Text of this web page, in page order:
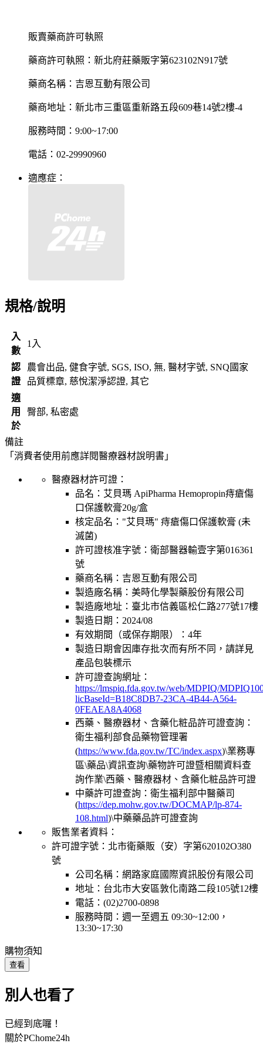
販賣藥商許可執照
藥商許可執照：新北府莊藥販字第623102N917號
藥商名稱：吉恩互動有限公司
藥商地址：新北市三重區重新路五段609巷14號2樓-4
服務時間：9:00~17:00
電話：02-29990960
適應症：
規格/說明
入
數
1入
認
證
農會出品, 健食字號, SGS, ISO, 無, 醫材字號, SNQ國家
品質標章, 慈悅潔淨認證, 其它
適
用
於
臀部, 私密處
備註
「消費者使用前應詳閱醫療器材說明書」
醫療器材許可證：
品名： 艾貝瑪 ApiPharma Hemopropin痔瘡傷
口保護軟膏20g/盒
核定品名： "艾貝瑪" 痔瘡傷口保護軟膏 (未
滅菌)
許可證核准字號： 衛部醫器輸壹字第016361
號
藥商名稱： 吉恩互動有限公司
製造廠名稱： 美時化學製藥股份有限公司
製造廠地址： 臺北市信義區松仁路277號17樓
製造日期： 2024/08
有效期間（或保存期限）： 4年
製造日期會因庫存批次而有所不同，請詳見
產品包裝標示
許可證查詢網址：
https://lmspiq.fda.gov.tw/web/MDPIQ/
licBaseId=B18C8DB7-23CA-4B44-A564-
0FEAEA8A4068
西藥、醫療器材、含藥化粧品許可證查詢：
衛生福利部食品藥物管理署
(https://www.fda.gov.tw/TC/index.aspx)\業務專
區\藥品\資訊查詢\藥物許可證暨相關資料查
詢作業\西藥、醫療器材、含藥化粧品許可證
中藥許可證查詢：衛生福利部中醫藥司
(https://dep.mohw.gov.tw/DOCMAP/lp-874-
108.html)\中藥藥品許可證查詢
販售業者資料：
許可證字號：北市衛藥販（安）字第620102O380
號
公司名稱：網路家庭國際資訊股份有限公司
地址：台北市大安區敦化南路二段105號12樓
電話：(02)2700-0898
服務時間：週一至週五 09:30~12:00，
13:30~17:30
購物須知
查看
別人也看了
已經到底囉！
關於PChome24h